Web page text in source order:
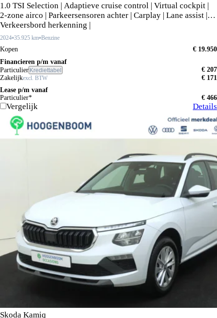
1.0 TSI Selection | Adaptieve cruise control | Virtual cockpit |
2-zone airco | Parkeersensoren achter | Carplay | Lane assist |
Verkeersbord herkenning |
2024 35.925 km Benzine
Kopen
€ 19.950
Financieren p/m vanaf
Particulier Krediettabel
€ 207
Zakelijkexcl. BTW
€ 171
Lease p/m vanaf
Particulier*
€ 466
Vergelijk Details
Skoda Kamiq